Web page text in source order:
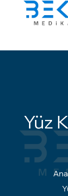
Yüz